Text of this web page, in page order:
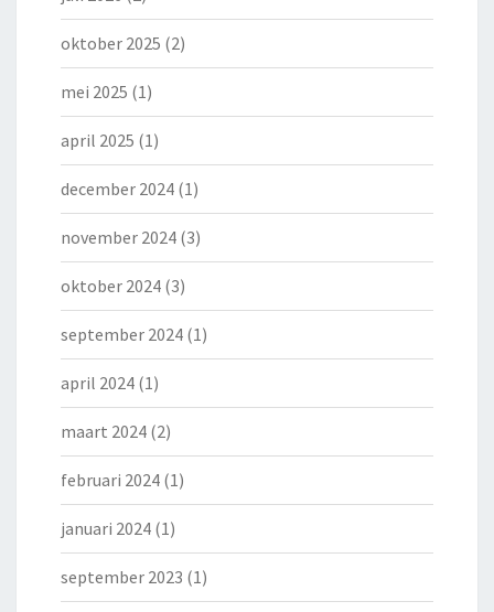
oktober 2025 (2)
mei 2025 (1)
april 2025 (1)
december 2024 (1)
november 2024 (3)
oktober 2024 (3)
september 2024 (1)
april 2024 (1)
maart 2024 (2)
februari 2024 (1)
januari 2024 (1)
september 2023 (1)